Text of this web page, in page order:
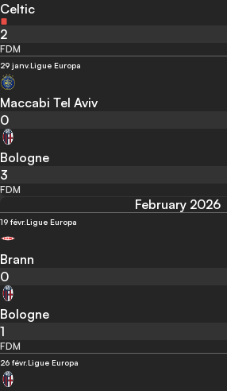
Celtic
2
FDM
29 janv.Ligue Europa
Maccabi Tel Aviv
0
Bologne
3
FDM
February 2026
19 févr.Ligue Europa
Brann
0
Bologne
1
FDM
26 févr.Ligue Europa